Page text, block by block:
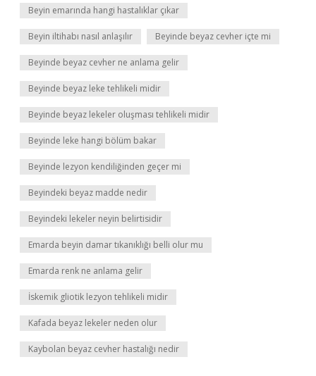
Beyin emarında hangi hastalıklar çıkar
Beyin iltihabı nasıl anlaşılır Beyinde beyaz cevher içte mi
Beyinde beyaz cevher ne anlama gelir
Beyinde beyaz leke tehlikeli midir
Beyinde beyaz lekeler oluşması tehlikeli midir
Beyinde leke hangi bölüm bakar
Beyinde lezyon kendiliğinden geçer mi
Beyindeki beyaz madde nedir
Beyindeki lekeler neyin belirtisidir
Emarda beyin damar tıkanıklığı belli olur mu
Emarda renk ne anlama gelir
İskemik gliotik lezyon tehlikeli midir
Kafada beyaz lekeler neden olur
Kaybolan beyaz cevher hastalığı nedir